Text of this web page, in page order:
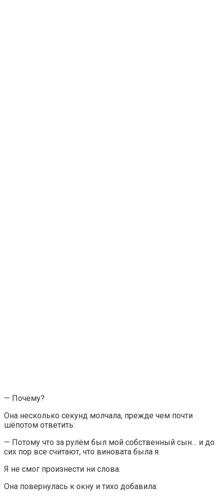
— Почему?
Она несколько секунд молчала, прежде чем почти
шёпотом ответить:
— Потому что за рулём был мой собственный сын… и до
сих пор все считают, что виновата была я.
Я не смог произнести ни слова.
Она повернулась к окну и тихо добавила: